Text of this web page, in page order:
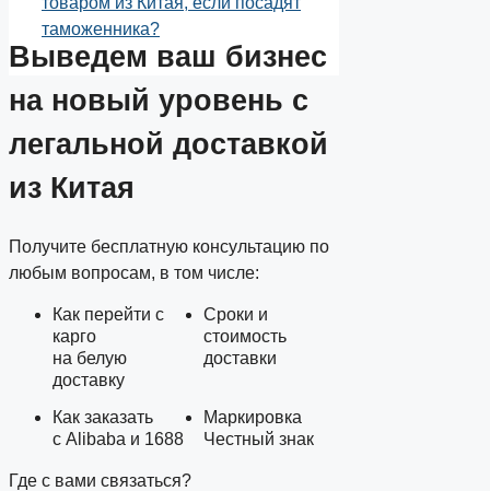
таможенника?
Выведем ваш бизнес
на новый уровень с
легальной доставкой
из Китая
Получите бесплатную консультацию по
любым вопросам, в том числе:
Как перейти с
карго
на белую
доставку
Сроки и
стоимость
доставки
Как заказать
с Alibaba и 1688
Маркировка
Честный знак
Где с вами связаться?